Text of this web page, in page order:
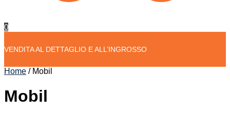
0
VENDITA AL DETTAGLIO E ALL’INGROSSO
Home / Mobil
Mobil